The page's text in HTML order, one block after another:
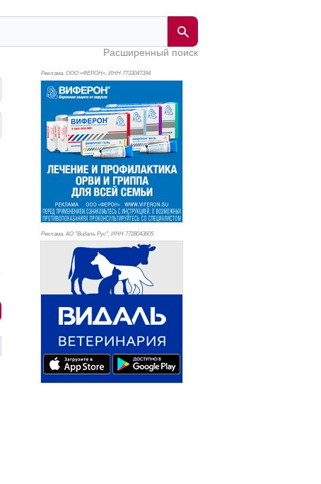
Расширенный поиск
Реклама. ООО «ФЕРОН», ИНН 7733047394
Реклама. АО "Видаль Рус", ИНН 7728043605